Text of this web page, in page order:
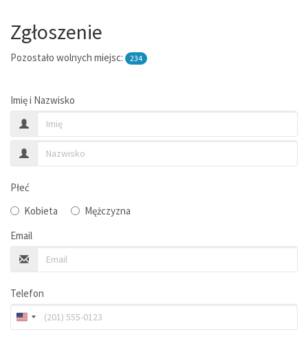
Zgłoszenie
Pozostało wolnych miejsc: 234
Imię i Nazwisko
Płeć
Kobieta
Mężczyzna
Email
Telefon